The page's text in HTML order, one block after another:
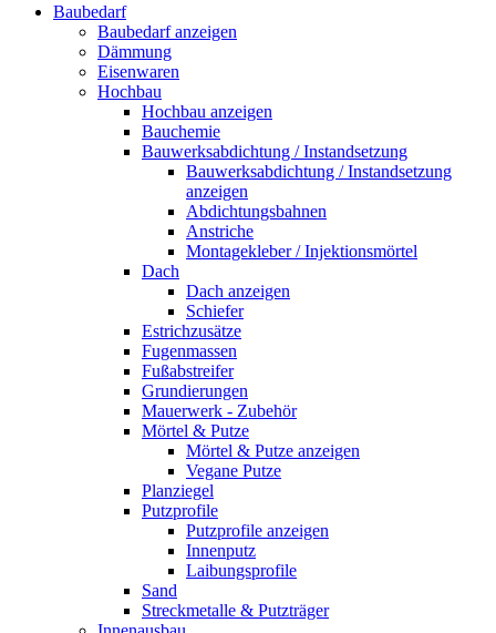
Baubedarf
Baubedarf anzeigen
Dämmung
Eisenwaren
Hochbau
Hochbau anzeigen
Bauchemie
Bauwerksabdichtung / Instandsetzung
Bauwerksabdichtung / Instandsetzung
anzeigen
Abdichtungsbahnen
Anstriche
Montagekleber / Injektionsmörtel
Dach
Dach anzeigen
Schiefer
Estrichzusätze
Fugenmassen
Fußabstreifer
Grundierungen
Mauerwerk - Zubehör
Mörtel & Putze
Mörtel & Putze anzeigen
Vegane Putze
Planziegel
Putzprofile
Putzprofile anzeigen
Innenputz
Laibungsprofile
Sand
Streckmetalle & Putzträger